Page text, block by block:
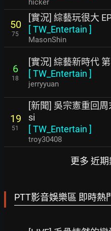
hicker
50
75
[實況] 綜藝玩很大
[TW_Entertain ]
MasonShin
6
18
[實況] 綜藝新時代
[TW_Entertain ]
jerryyuan
19
51
[新聞] 吳宗憲重回
si
[TW_Entertain ]
troy30408
更多 近
PTT影音娛樂區 即時熱